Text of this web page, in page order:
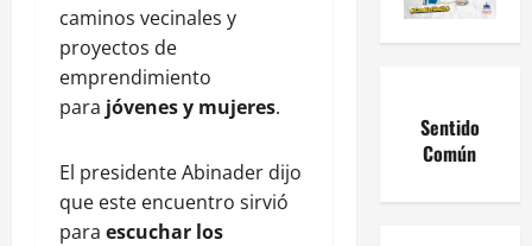
caminos vecinales y
proyectos de
emprendimiento
para jóvenes y mujeres.
El presidente Abinader dijo
que este encuentro sirvió
para escuchar los
Sentido
Común